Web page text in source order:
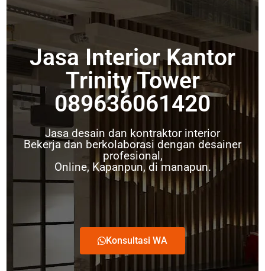
Jasa Interior Kantor Trinity
Tower 089636061420
September 14, 2023|No Comments
Jasa Interior Kantor
Trinity Tower
089636061420
Jasa desain dan kontraktor interior
Bekerja dan berkolaborasi dengan desainer
profesional,
Online, Kapanpun, di manapun.
Konsultasi WA